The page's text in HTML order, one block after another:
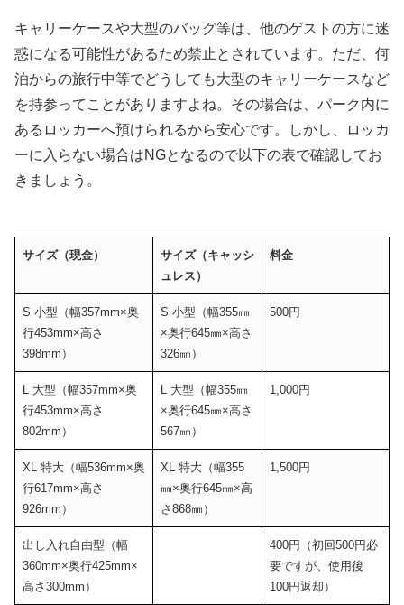
キャリーケースや大型のバッグ等は、他のゲストの方に迷
惑になる可能性があるため禁止とされています。ただ、何
泊からの旅行中等でどうしても大型のキャリーケースなど
を持参ってことがありますよね。その場合は、パーク内に
あるロッカーへ預けられるから安心です。しかし、ロッカ
ーに入らない場合はNGとなるので以下の表で確認してお
きましょう。
サイズ（現金）
サイズ（キャッシ
ュレス）
料金
S 小型（幅357mm×奥
行453mm×高さ
398mm）
S 小型（幅355㎜
×奥行645㎜×高さ
326㎜）
500円
L 大型（幅357mm×奥
行453mm×高さ
802mm）
L 大型（幅355㎜
×奥行645㎜×高さ
567㎜）
1,000円
XL 特大（幅536mm×奥
行617mm×高さ
926mm）
XL 特大（幅355
㎜×奥行645㎜×高
さ868㎜）
1,500円
出し入れ自由型（幅
360mm×奥行425mm×
高さ300mm）
400円（初回500円必
要ですが、使用後
100円返却）